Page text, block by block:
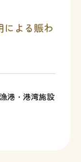
による賑わ
港・港湾施設